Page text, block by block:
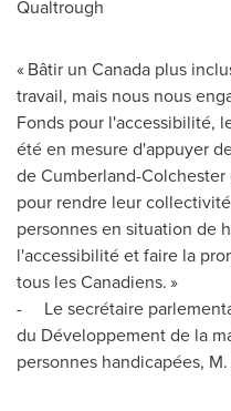
Qualtrough
« Bâtir un Canada plus
travail, mais nous nous
Fonds pour l'accessibilité,
été en mesure d'appuyer
deCumberland-Colchester
pour rendre leur
personnes en situation de
l'accessibilité et faire la
tous les Canadiens. »
- Le secrétaire
du Développement de la
personnes handicapées,